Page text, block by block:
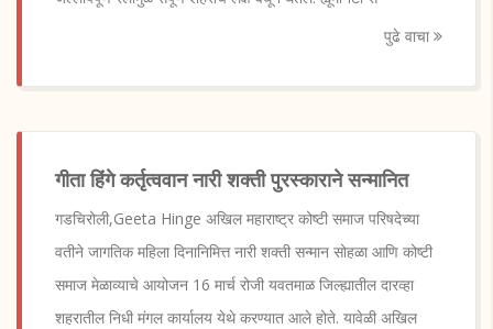
पुढे वाचा
गीता हिंगे कर्तृत्ववान नारी शक्ती पुरस्काराने सन्मानित
गडचिरोली,Geeta Hinge अखिल महाराष्ट्र कोष्टी समाज परिषदेच्या
वतीने जागतिक महिला दिनानिमित्त नारी शक्ती सन्मान सोहळा आणि कोष्टी
समाज मेळाव्याचे आयोजन 16 मार्च रोजी यवतमाळ जिल्ह्यातील दारव्हा
शहरातील निधी मंगल कार्यालय येथे करण्यात आले होते. यावेळी अखिल